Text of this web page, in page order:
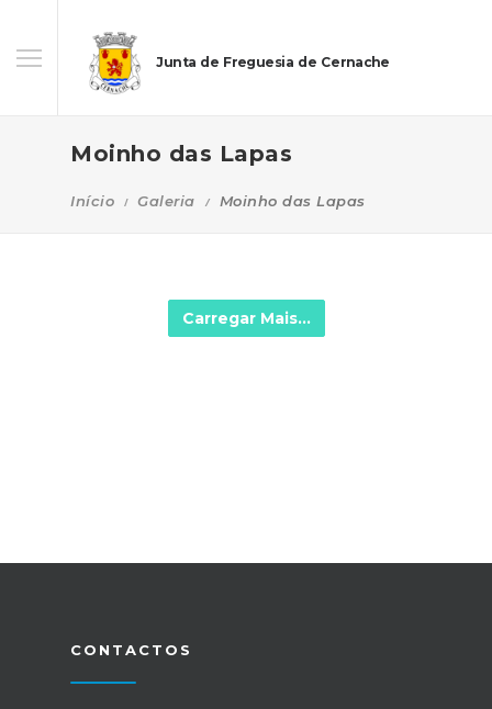
Junta de Freguesia de Cernache
Moinho das Lapas
Início Galeria Moinho das Lapas
Carregar Mais...
CONTACTOS